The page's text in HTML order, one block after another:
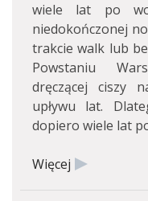
wiele lat po
niedokończonej
trakcie walk lub
Powstaniu
dręczącej ciszy
upływu lat.
dopiero wiele lat
Więcej